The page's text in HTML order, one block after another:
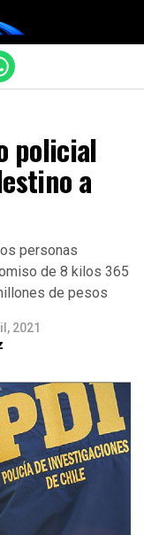
policial
a
personas
de 8 kilos 365
de pesos
2021